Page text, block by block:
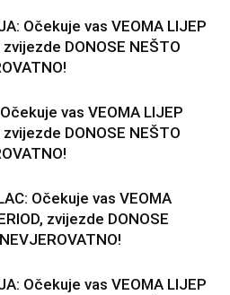
Očekuje vas VEOMA LIJEP
zvijezde DONOSE NEŠTO
vas VEOMA LIJEP
zvijezde DONOSE NEŠTO
Očekuje vas VEOMA
zvijezde DONOSE
Očekuje vas VEOMA LIJEP